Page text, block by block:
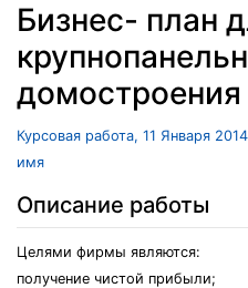
Бизнес- план
домостроения
Курсовая работа, 11 Января
имя
Описание работы
Целями фирмы являются:
получение чистой прибыли;